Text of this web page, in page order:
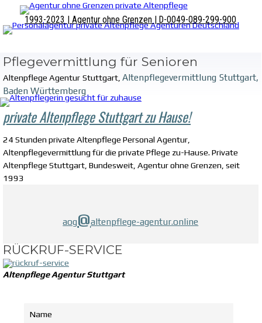
1993-2023 | Agentur ohne Grenzen | D-0049-089-299-900
Pflegevermittlung für Senioren
Altenpflege Agentur Stuttgart,Altenpflegevermittlung Stuttgart,
Baden Württemberg
private Altenpflege Stuttgart zu Hause!
24 Stunden private Altenpflege Personal Agentur,
Altenpflegevermittlung für die private Pflege zu-Hause. Private
Altenpflege Stuttgart, Bundesweit, Agentur ohne Grenzen, seit
1993
aog@altenpflege-agentur.online
RÜCKRUF-SERVICE
Altenpflege Agentur Stuttgart